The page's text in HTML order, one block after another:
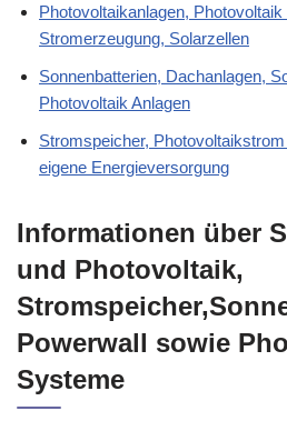
Photovoltaikanlagen,
Stromerzeugung, Solarzellen
Sonnenbatterien, Dachanlagen,
Photovoltaik Anlagen
Stromspeicher,
eigene Energieversorgung
Informationen über
und Photovoltaik,
Powerwall sowie
Systeme